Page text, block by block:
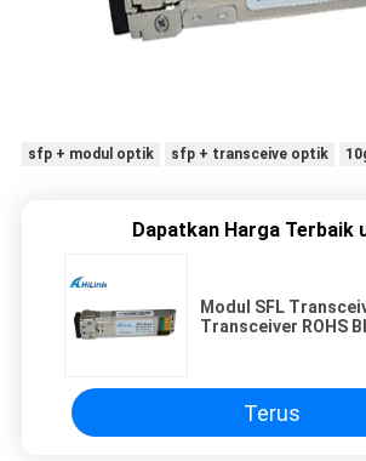
sfp + modul optik sfp + transceive optik
Dapatkan Harga Terbaik
Modul SFL
Transceiver ROHS
Terus